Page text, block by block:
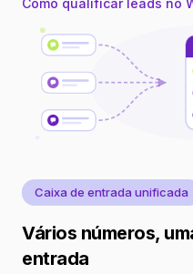
Como qualificar leads no
Caixa de entrada unificada
Vários números,
entrada